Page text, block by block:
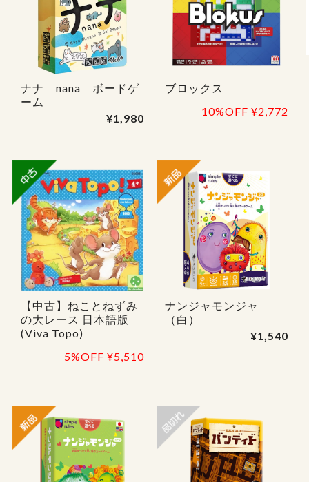
ナナ nana ボードゲ
ーム
¥1,980
ブロックス
10%OFF ¥2,772
【中古】ねことねずみ
の大レース 日本語版
(Viva Topo)
5%OFF ¥5,510
ナンジャモンジャ
（白）
¥1,540